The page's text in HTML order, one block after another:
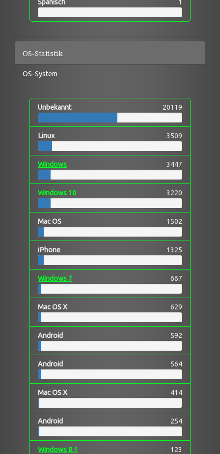
Spanisch
1
OS-Statistik
OS-System
Unbekannt 20119
Linux 3509
Windows 3447
Windows 10 3220
Mac OS 1502
iPhone 1325
Windows 7 667
Mac OS X 629
Android 592
Android 564
Mac OS X 414
Android 254
Windows 8.1 123